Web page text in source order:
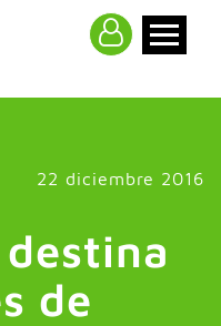
22 diciembre 2016
de